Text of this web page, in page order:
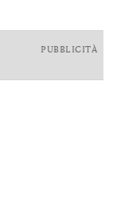
PUBBLICITÀ